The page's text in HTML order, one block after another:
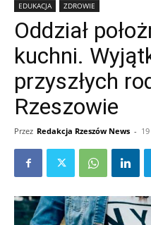
EDUKACJA
ZDROWIE
Oddział
kuchni.
przyszłych
Rzeszowie
Przez Redakcja Rzeszów News -